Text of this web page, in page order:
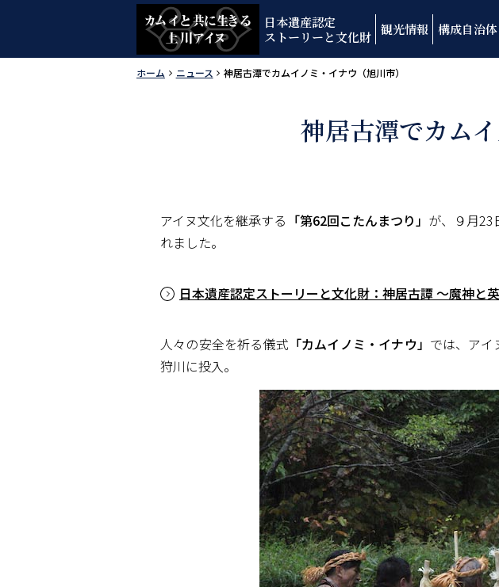
へ
カムイと
イヌ
メ
ニ
日本遺産認定
ストーリーと文化財 観光情報 構成自治体
ホーム ニュース 神居古潭でカムイノミ・イナウ（旭川市）
神居古潭でカム
アイヌ文化を継承する 「第62回こたんまつり」 が、９月23
れました。
日本遺産認定ストーリーと文化財：神居古譚 〜魔神と
人々の安全を祈る儀式 「カムイノミ・イナウ」 では、ア
狩川に投入。